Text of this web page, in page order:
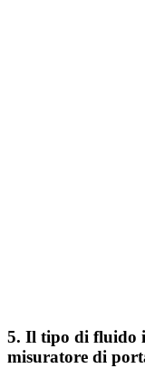
5. Il tipo di fluido
misuratore di